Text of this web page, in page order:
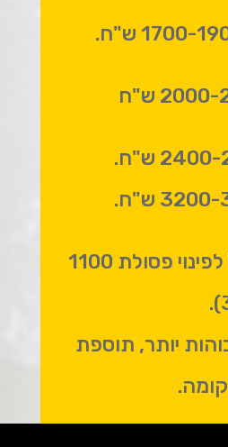
השכרת שרוול לפינוי פסולת 1100
יותר, תוספת